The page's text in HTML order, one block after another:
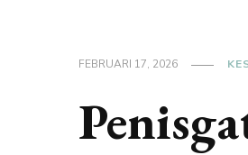
FEBRUARI 17, 2026